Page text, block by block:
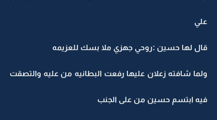
علي
قال لها حسين :روحي جهزي ملا بسك للعزيمه
ولما شافته زعلان عليها رفعت البطانيه من عليه والتصقت
فيه ابتسم حسين من على الجنب